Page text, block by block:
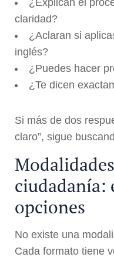
claridad?
¿Aclaran si
inglés?
¿Puedes hacer
¿Te dicen
Si más de dos
claro”, sigue
ciudadanía:
opciones
No existe una
Cada formato tiene